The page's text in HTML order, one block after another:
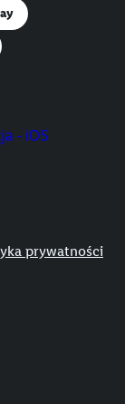
prywatności